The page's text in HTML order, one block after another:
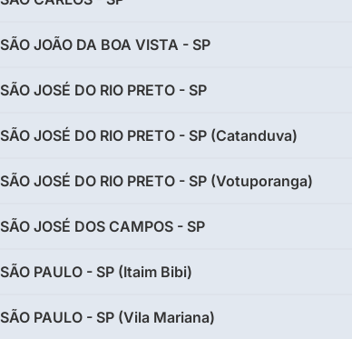
SÃO JOÃO DA BOA VISTA - SP
SÃO JOSÉ DO RIO PRETO - SP
SÃO JOSÉ DO RIO PRETO - SP (Catanduva)
SÃO JOSÉ DO RIO PRETO - SP (Votuporanga)
SÃO JOSÉ DOS CAMPOS - SP
SÃO PAULO - SP (Itaim Bibi)
SÃO PAULO - SP (Vila Mariana)